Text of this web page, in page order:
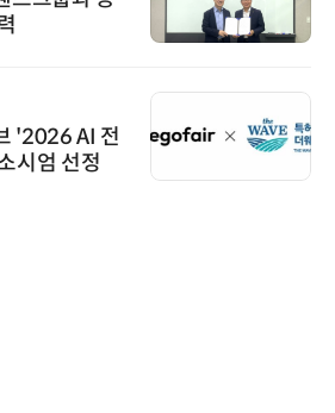
'2026 AI 전
시엄 선정